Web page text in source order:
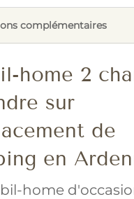
complémentaires
home 2
sur
de
en
home